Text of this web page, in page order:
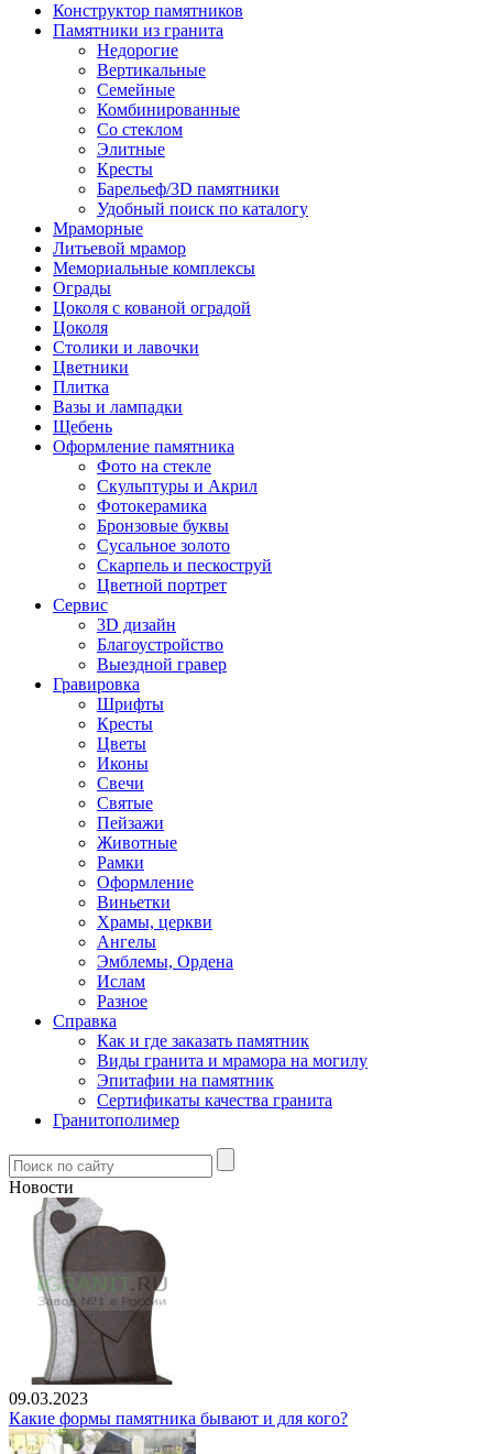
Конструктор памятников
Памятники из гранита
Недорогие
Вертикальные
Семейные
Комбинированные
Со стеклом
Элитные
Кресты
Барельеф/3D памятники
Удобный поиск по каталогу
Мраморные
Литьевой мрамор
Мемориальные комплексы
Ограды
Цоколя с кованой оградой
Цоколя
Столики и лавочки
Цветники
Плитка
Вазы и лампадки
Щебень
Оформление памятника
Фото на стекле
Скульптуры и Акрил
Фотокерамика
Бронзовые буквы
Сусальное золото
Скарпель и пескоструй
Цветной портрет
Сервис
3D дизайн
Благоустройство
Выездной гравер
Гравировка
Шрифты
Кресты
Цветы
Иконы
Свечи
Святые
Пейзажи
Животные
Рамки
Оформление
Виньетки
Храмы, церкви
Ангелы
Эмблемы, Ордена
Ислам
Разное
Справка
Как и где заказать памятник
Виды гранита и мрамора на могилу
Эпитафии на памятник
Сертификаты качества гранита
Гранитополимер
Новости
09.03.2023
Какие формы памятника бывают и для кого?